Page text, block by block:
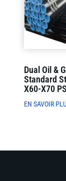
Dual Oil &
Standard
X60-X70
EN SAVOIR